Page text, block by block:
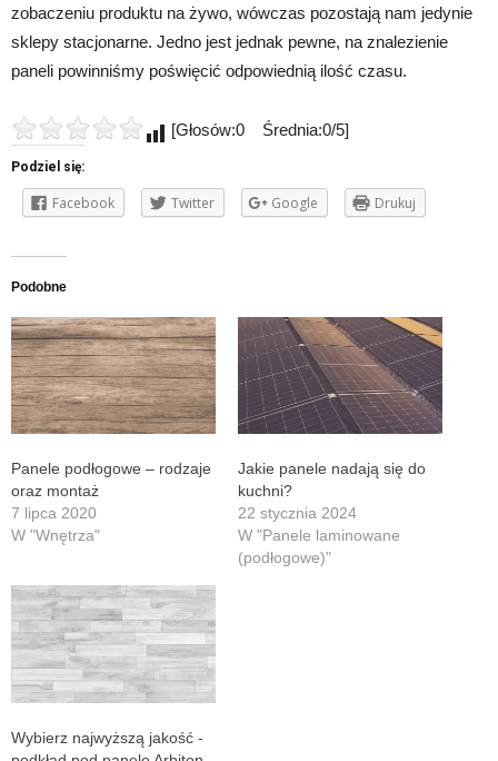
zobaczeniu produktu na żywo, wówczas pozostają nam jedynie
sklepy stacjonarne. Jedno jest jednak pewne, na znalezienie
paneli powinniśmy poświęcić odpowiednią ilość czasu.
[Głosów:0 Średnia:0/5]
Podziel się:
Facebook Twitter Google Drukuj
Podobne
Panele podłogowe – rodzaje
oraz montaż
7 lipca 2020
W "Wnętrza"
Jakie panele nadają się do
kuchni?
22 stycznia 2024
W "Panele laminowane
(podłogowe)"
Wybierz najwyższą jakość -